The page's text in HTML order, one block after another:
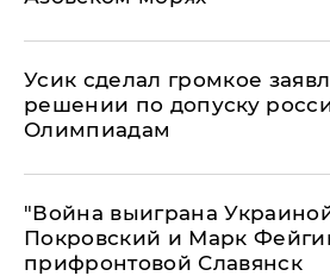
Усик сделал громкое
решении по допуску
Олимпиадам
"Война выиграна
Покровский и Марк
прифронтовой Славянск